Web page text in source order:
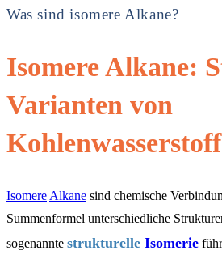
Was sind isomere Alkane?
Isomere Alkane:
Varianten von
IsomereAlkane sind chemische
Summenformel unterschiedliche
sogenannte strukturelle Isomerie